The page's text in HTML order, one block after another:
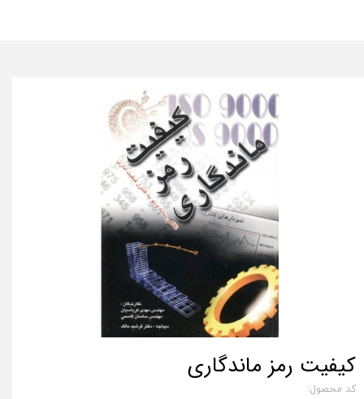
کیفیت رمز ماندگاری
کد محصول: